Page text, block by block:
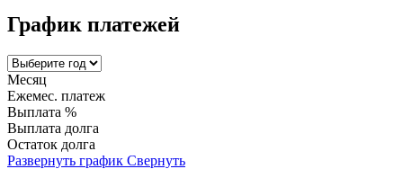
График платежей
Месяц
Ежемес. платеж
Выплата %
Выплата долга
Остаток долга
Развернуть график Свернуть